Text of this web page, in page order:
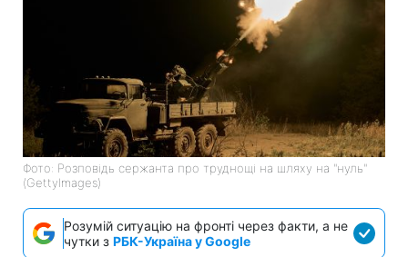
Фото: Розповідь сержанта про труднощі на шляху на "нуль"
(GettyImages)
Розумій ситуацію на фронті через факти, а не
чутки з РБК-Україна у Google